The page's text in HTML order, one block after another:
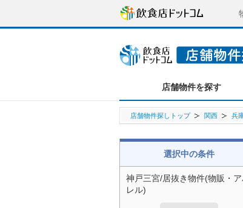
店舗物件を探す
店舗物件探しトップ 関西 兵
選択中の条件
神戸三宮/居抜き物件(物販・
レル)